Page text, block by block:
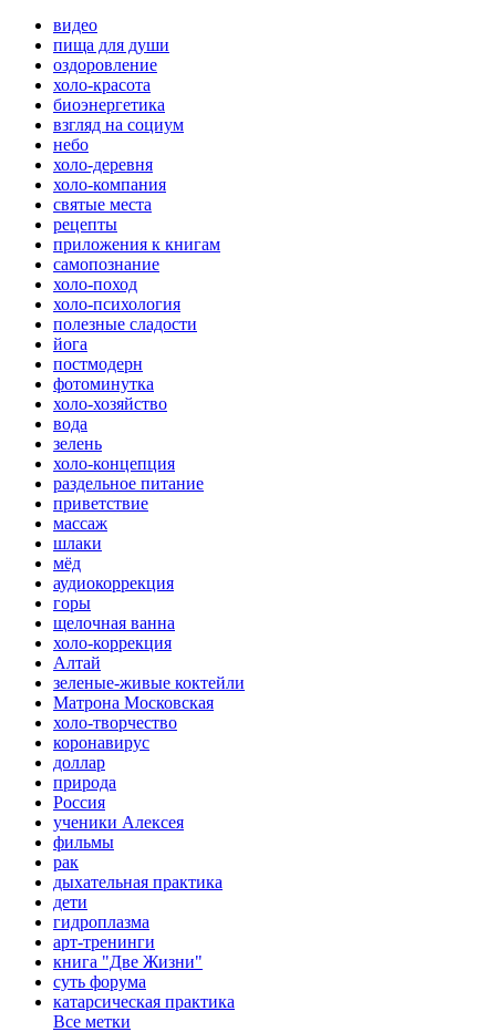
видео
пища для души
оздоровление
холо-красота
биоэнергетика
взгляд на социум
небо
холо-деревня
холо-компания
святые места
рецепты
приложения к книгам
самопознание
холо-поход
холо-психология
полезные сладости
йога
постмодерн
фотоминутка
холо-хозяйство
вода
зелень
холо-концепция
раздельное питание
приветствие
массаж
шлаки
мёд
аудиокоррекция
горы
щелочная ванна
холо-коррекция
Алтай
зеленые-живые коктейли
Матрона Московская
холо-творчество
коронавирус
доллар
природа
Россия
ученики Алексея
фильмы
рак
дыхательная практика
дети
гидроплазма
арт-тренинги
книга "Две Жизни"
суть форума
катарсическая практика
Все метки